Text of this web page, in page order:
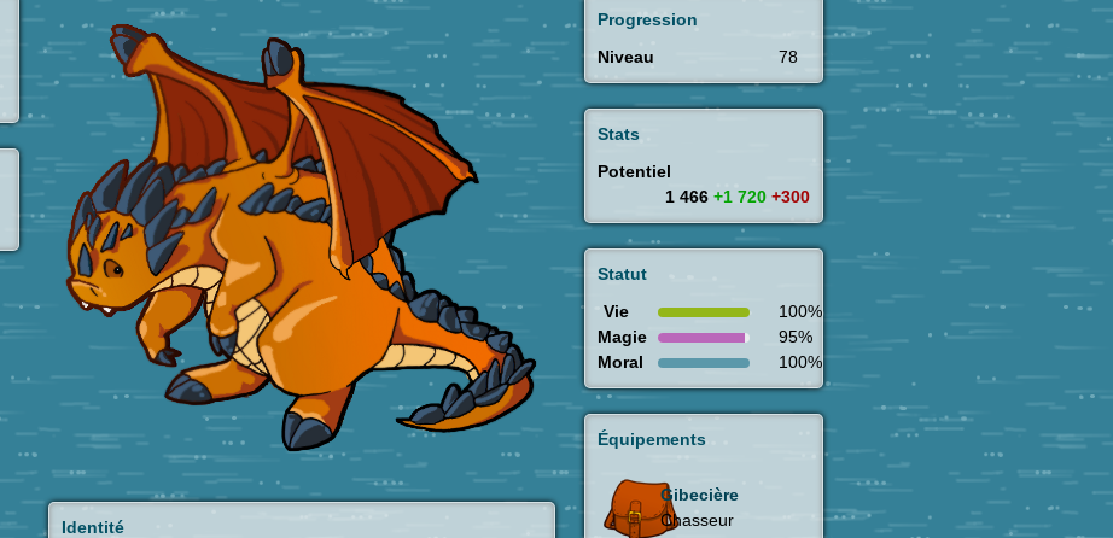
Identité
Progression
Niveau
78
Stats
Potentiel
1 466 +1 720 +300
Statut
Vie
100%
Magie
95%
Moral
100%
Équipements
Gibecière
Chasseur